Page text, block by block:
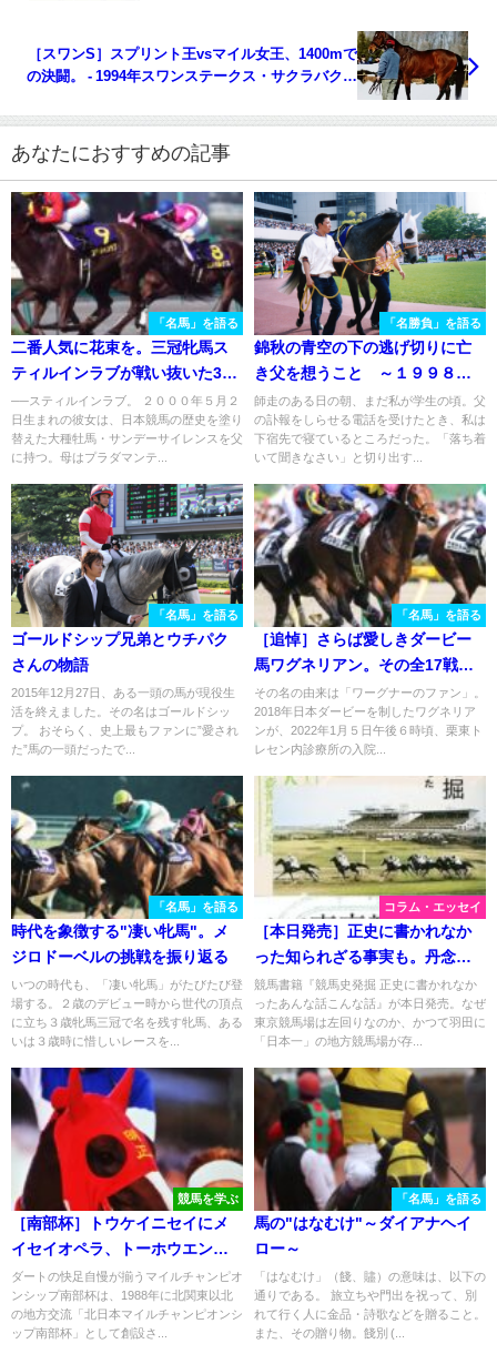
［スワンS］スプリント王vsマイル女王、1400mで
の決闘。 - 1994年スワンステークス・サクラバクシ
あなたにおすすめの記事
「名馬」を語る
二番人気に花束を。三冠牝馬ス
ティルインラブが戦い抜いた3歳
シーズンの蹄跡を振り返る
──スティルインラブ。 ２０００年５月２
日生まれの彼女は、日本競馬の歴史を塗り
替えた大種牡馬・サンデーサイレンスを父
に持つ。母はプラダマンテ...
「名勝負」を語る
錦秋の青空の下の逃げ切りに亡
き父を想うこと ～１９９８年
菊花賞に寄せて
師走のある日の朝、まだ私が学生の頃。父
の訃報をしらせる電話を受けたとき、私は
下宿先で寝ているところだった。「落ち着
いて聞きなさい」と切り出す...
「名馬」を語る
ゴールドシップ兄弟とウチパク
さんの物語
2015年12月27日、ある一頭の馬が現役生
活を終えました。その名はゴールドシッ
プ。 おそらく、史上最もファンに”愛され
た”馬の一頭だったで...
「名馬」を語る
［追悼］さらば愛しきダービー
馬ワグネリアン。その全17戦の
激闘を振り返る
その名の由来は「ワーグナーのファン」。
2018年日本ダービーを制したワグネリア
ンが、2022年1月５日午後６時頃、栗東ト
レセン内診療所の入院...
「名馬」を語る
時代を象徴する"凄い牝馬"。メ
ジロドーベルの挑戦を振り返る
いつの時代も、「凄い牝馬」がたびたび登
場する。２歳のデビュー時から世代の頂点
に立ち３歳牝馬三冠で名を残す牝馬、ある
いは３歳時に惜しいレースを...
コラム・エッセイ
［本日発売］正史に書かれなか
った知られざる事実も。丹念な
取材で見つけた様々な話が一冊
に - 『競馬史発掘 正史に書かれ
なかったあんな話こんな話』
競馬書籍『競馬史発掘 正史に書かれなか
ったあんな話こんな話』が本日発売。なぜ
東京競馬場は左回りなのか、かつて羽田に
「日本一」の地方競馬場が存...
競馬を学ぶ
［南部杯］トウケイニセイにメ
イセイオペラ、トーホウエンペ
ラー…。岩手の伝統JpnⅠを制し
た名馬たち。
ダートの快足自慢が揃うマイルチャンピオ
ンシップ南部杯は、1988年に北関東以北
の地方交流「北日本マイルチャンピオンシ
ップ南部杯」として創設さ...
「名馬」を語る
馬の"はなむけ"～ダイアナヘイ
ロー～
「はなむけ」（餞、贐）の意味は、以下の
通りである。 旅立ちや門出を祝って、別
れて行く人に金品・詩歌などを贈ること。
また、その贈り物。餞別 (...